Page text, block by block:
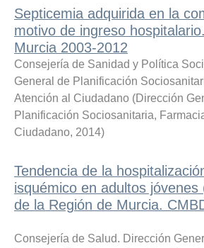
Septicemia adquirida en la
motivo de ingreso
Murcia 2003-2012
Consejería de Sanidad y Política
General de Planificación
Atención al Ciudadano (Dirección
Planificación Sociosanitaria,
Ciudadano, 2014)
Tendencia de la
isquémico en adultos jóvenes
de la Región de Murcia.
Consejería de Salud. Dirección